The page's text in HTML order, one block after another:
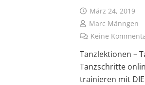
März 24, 2019
Marc Männgen
Keine
Tanzlektionen –
Tanzschritte
trainieren mit